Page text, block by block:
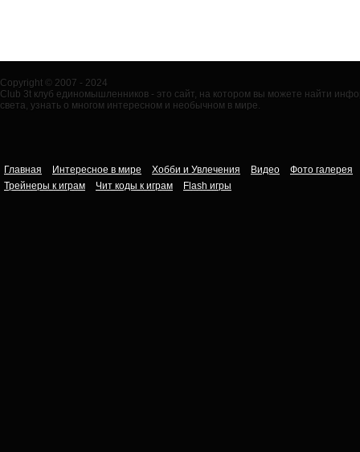
Copyright © 2007 - 2024
Club 3t клуб единомышленников - это сайт, на котором вы можете найти
света, узнать о многом интересном и необычном в мире.
Главная Интересное в мире Хобби и Увлечения Видео
Фото галерея
Трейнеры к играм
Чит коды к играм Flash игры